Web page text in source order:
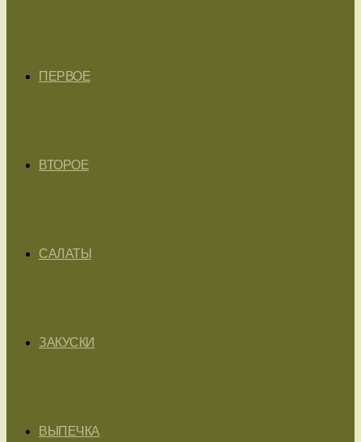
ПЕРВОЕ
ВТОРОЕ
САЛАТЫ
ЗАКУСКИ
ВЫПЕЧКА